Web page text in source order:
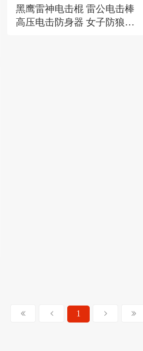
黑鹰雷神电击棍 雷公电击棒
高压电击防身器 女子防狼电
1